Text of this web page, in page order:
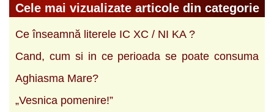
Cele mai vizualizate articole din categorie
Ce înseamnă literele IC XC / NI KA ?
Cand, cum si in ce perioada se poate consuma
Aghiasma Mare?
„Vesnica pomenire!”